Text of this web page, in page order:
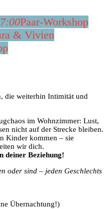
Paar-Workshop
& Vivien
die weiterhin Intimität und
im Wohnzimmer: Lust,
nicht auf der Strecke bleiben.
Kinder kommen – sie
wir dich.
deiner Beziehung!
oder sind – jeden Geschlechts
Übernachtung!)